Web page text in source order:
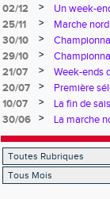
02/12
>
Un week-
25/11
>
Marche
30/10
>
bronze
29/10 >
21/07
>
Week-ends
20/07
>
Première
10/07
>
La fin de
30/06
> La marche